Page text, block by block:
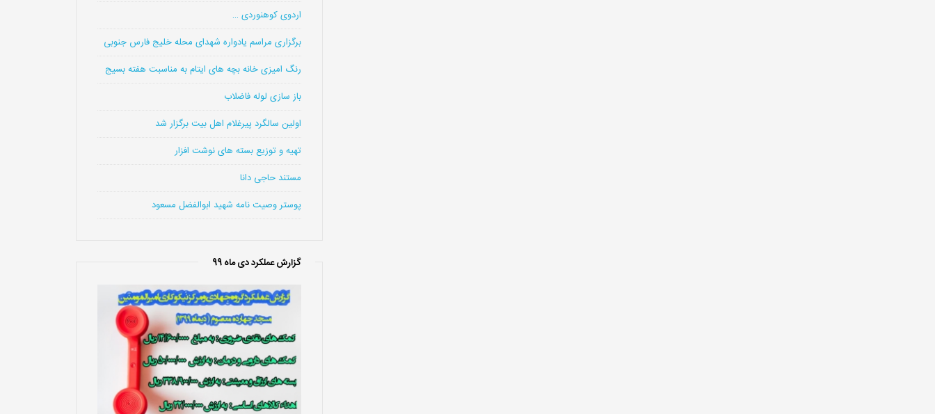
اردوی کوهنوردی …
برگزاری مراسم یادواره شهدای محله خلیج فارس جنوبی
رنگ امیزی خانه بچه های ایتام به مناسبت هفته بسیج
باز سازی لوله فاضلاب
اولین سالگرد پیرغلام اهل بیت برگزار شد
تهیه و توزیع بسته های نوشت افزار
مستند حاجی دانا
پوستر وصیت نامه شهید ابوالفضل مسعود
گزارش عملکرد دی ماه 99